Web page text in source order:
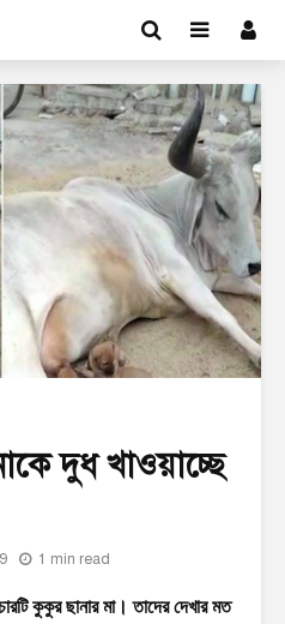
দুধ খাওয়াচ্ছে
1 min read
কুকুর ছানার মা। তাদের দেখার মত